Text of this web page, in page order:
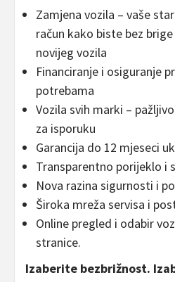
Zamjena vozila – vaše
račun kako biste bez
novijeg vozila
Financiranje i osiguranje
potrebama
Vozila svih marki –
za isporuku
Garancija do 12 mjeseci
Transparentno porijeklo i
Nova razina sigurnosti i
Široka mreža servisa i
Online pregled i odabir
stranice.
Izaberite bezbrižnost.